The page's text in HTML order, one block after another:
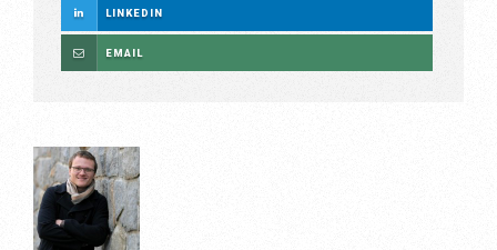
LINKEDIN
EMAIL